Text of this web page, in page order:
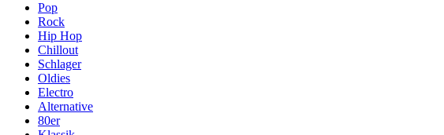
Pop
Rock
Hip Hop
Chillout
Schlager
Oldies
Electro
Alternative
80er